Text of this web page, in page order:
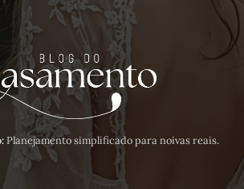
Planejamento simplificado para noivas reais.